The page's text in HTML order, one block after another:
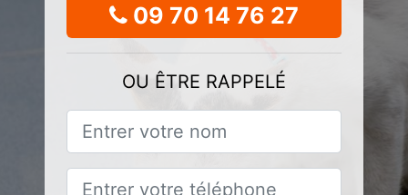
09 70 14 76 27
OU ÊTRE RAPPELÉ